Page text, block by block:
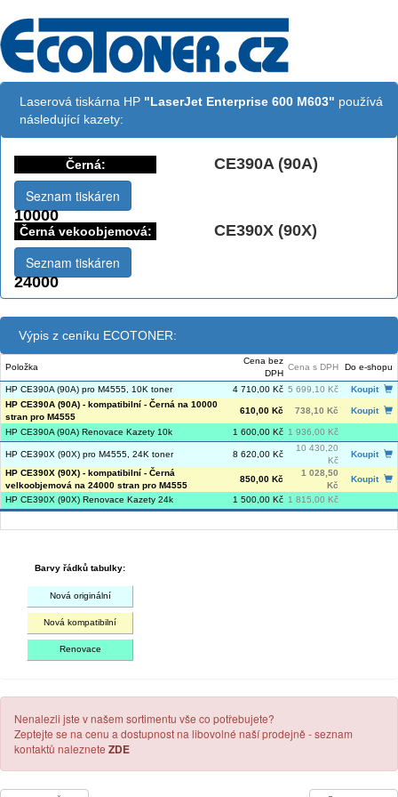
Laserová tiskárna HP "LaserJet Enterprise 600 M603" používá
následující kazety:
Černá: CE390A (90A)
10000
Seznam tiskáren
Černá vekoobjemová: CE390X (90X)
24000
Seznam tiskáren
Výpis z ceníku ECOTONER:
Položka
Cena bez
DPH
Cena s DPH Do e-shopu
HP CE390A (90A) pro M4555, 10K toner 4 710,00 Kč 5 699,10 Kč
Koupit
HP CE390A (90A) - kompatibilní - Černá na 10000
stran pro M4555
610,00 Kč 738,10 Kč Koupit
HP CE390A (90A) Renovace Kazety 10k 1 600,00 Kč 1 936,00 Kč
HP CE390X (90X) pro M4555, 24K toner 8 620,00 Kč
10 430,20
Kč
Koupit
HP CE390X (90X) - kompatibilní - Černá
velkoobjemová na 24000 stran pro M4555
850,00 Kč
1 028,50
Kč
Koupit
HP CE390X (90X) Renovace Kazety 24k 1 500,00 Kč 1 815,00 Kč
Barvy řádků tabulky:
Nová originální
Nová kompatibilní
Renovace
Nenalezli jste v našem sortimentu vše co potřebujete?
Zeptejte se na cenu a dostupnost na libovolné naší prodejně - seznam
kontaktů naleznete ZDE